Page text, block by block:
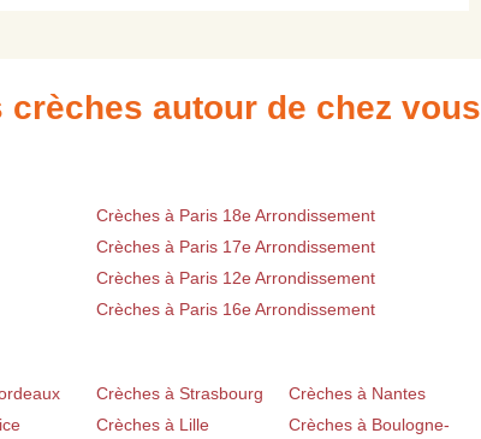
autour de chez vous
Crèches à Paris 18e Arrondissement
Crèches à Paris 17e Arrondissement
Crèches à Paris 12e Arrondissement
Crèches à Paris 16e Arrondissement
Crèches à Strasbourg
Crèches à Nantes
Crèches à Lille
Crèches à Boulogne-